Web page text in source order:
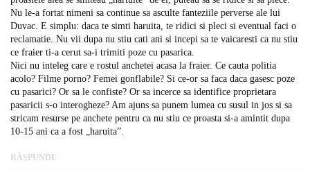
Nu le-a fortat nimeni sa continue sa asculte fanteziile perverse ale lui
Duvac. E simplu: daca te simti haruita, te ridici si pleci si eventual faci o
reclamatie. Nu vii dupa nu stiu cati ani si incepi sa te vaicaresti ca nu stiu
ce fraier ti-a cerut sa-i trimiti poze cu pasarica.
Nici nu inteleg care e rostul anchetei acasa la fraier. Ce cauta politia
acolo? Filme porno? Femei gonflabile? Si ce-or sa faca daca gasesc poze
cu pasarici? Or sa le confiste? Or sa incerce sa identifice proprietara
pasaricii s-o interogheze? Am ajuns sa punem lumea cu susul in jos si sa
stricam resurse pe anchete pentru ca nu stiu ce proasta si-a amintit dupa
10-15 ani ca a fost „haruita”.
RĂSPUNDE